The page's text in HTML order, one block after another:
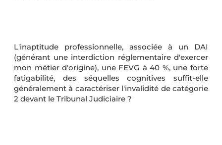
L'inaptitude professionnelle, associée à un DAI
(générant une interdiction réglementaire d'exercer
mon métier d'origine), une FEVG à 40 %, une forte
fatigabilité, des séquelles cognitives suffit-elle
généralement à caractériser l'invalidité de catégorie
2 devant le Tribunal Judiciaire ?